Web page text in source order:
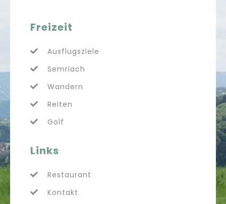
Freizeit
Ausflugsziele
Semriach
Wandern
Reiten
Golf
Links
Restaurant
Kontakt